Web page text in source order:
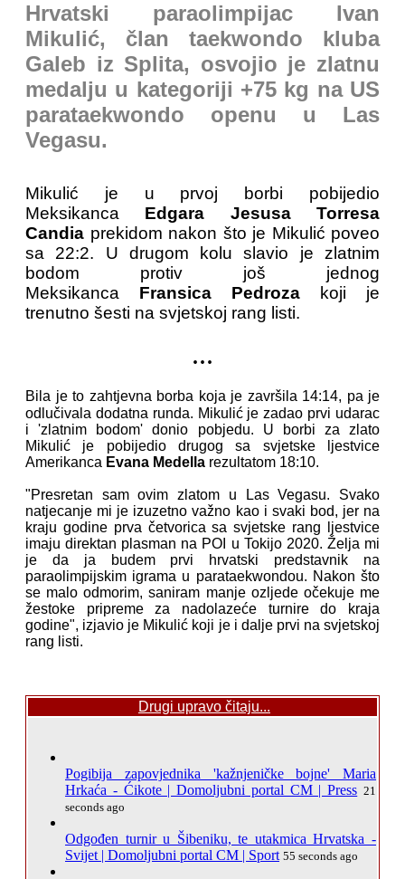
Hrvatski paraolimpijac Ivan
Mikulić, član taekwondo kluba
Galeb iz Splita, osvojio je zlatnu
medalju u kategoriji +75 kg na US
parataekwondo openu u Las
Vegasu.
Mikulić je u prvoj borbi pobijedio
Meksikanca Edgara Jesusa Torresa
Candia prekidom nakon što je Mikulić poveo
sa 22:2. U drugom kolu slavio je zlatnim
bodom protiv još jednog
Meksikanca Fransica Pedroza koji je
trenutno šesti na svjetskoj rang listi.
...
Bila je to zahtjevna borba koja je završila 14:14, pa je
odlučivala dodatna runda. Mikulić je zadao prvi udarac
i 'zlatnim bodom' donio pobjedu. U borbi za zlato
Mikulić je pobijedio drugog sa svjetske ljestvice
Amerikanca Evana Medella rezultatom 18:10.
"Presretan sam ovim zlatom u Las Vegasu. Svako
natjecanje mi je izuzetno važno kao i svaki bod, jer na
kraju godine prva četvorica sa svjetske rang ljestvice
imaju direktan plasman na POI u Tokijo 2020. Želja mi
je da ja budem prvi hrvatski predstavnik na
paraolimpijskim igrama u parataekwondou. Nakon što
se malo odmorim, saniram manje ozljede očekuje me
žestoke pripreme za nadolazeće turnire do kraja
godine", izjavio je Mikulić koji je i dalje prvi na svjetskoj
rang listi.
Drugi upravo čitaju...
Pogibija zapovjednika 'kažnjeničke bojne' Maria
Hrkaća - Ćikote | Domoljubni portal CM | Press 21
seconds ago
Odgođen turnir u Šibeniku, te utakmica Hrvatska -
Svijet | Domoljubni portal CM | Sport 55 seconds ago